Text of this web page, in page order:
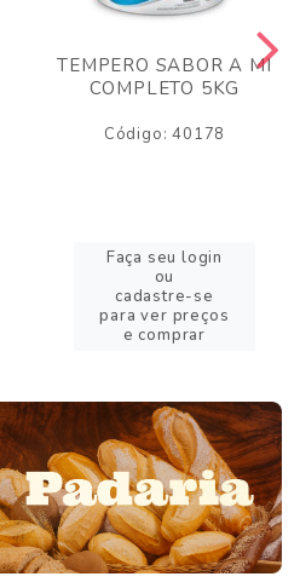
TEMPERO SABOR A MI
COMPLETO 5KG
Código: 40178
Faça seu login
ou
cadastre-se
para ver preços
e comprar